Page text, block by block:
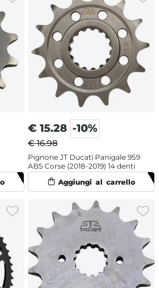
€ 15.28 -10%
€ 16.98
Pignone JT Ducati Panigale 959
ABS Corse (2018-2019) 14 denti